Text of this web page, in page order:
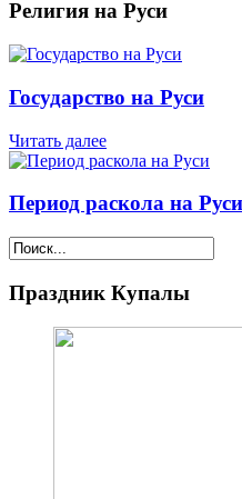
Религия на Руси
Государство на Руси
Читать далее
Период раскола на Руси
Праздник Купалы